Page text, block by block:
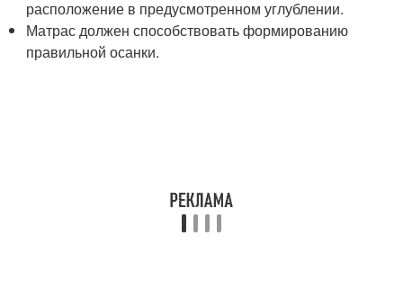
расположение в предусмотренном углублении.
Матрас должен способствовать формированию
правильной осанки.